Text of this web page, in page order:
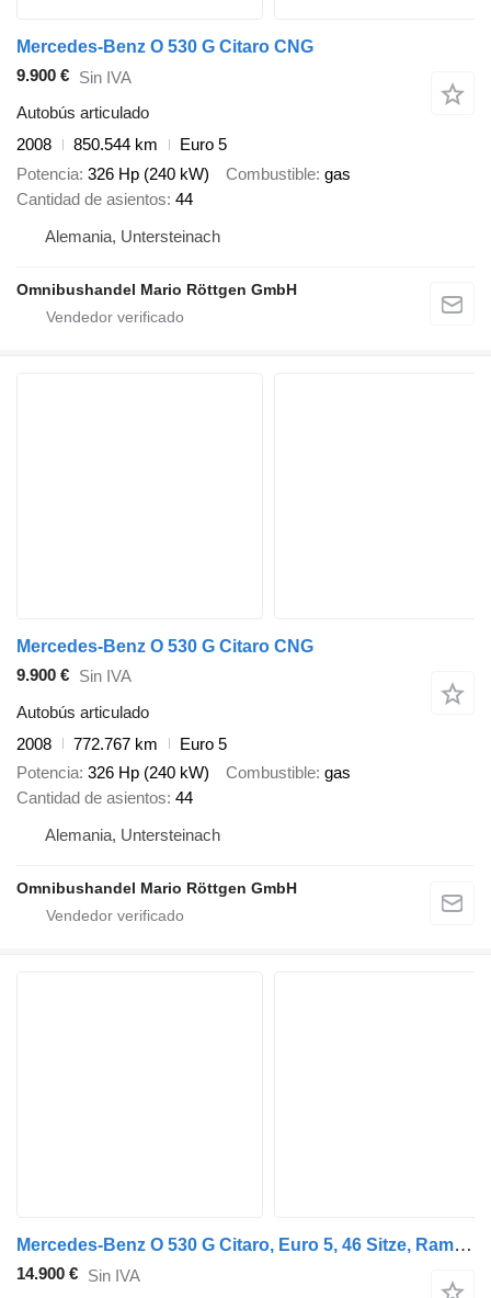
Mercedes-Benz O 530 G Citaro CNG
9.900 € Sin IVA
Autobús articulado
2008
850.544 km
Euro 5
Potencia 326 Hp (240 kW) Combustible gas
Cantidad de asientos 44
Alemania, Untersteinach
Omnibushandel Mario Röttgen GmbH
Mercedes-Benz O 530 G Citaro CNG
9.900 € Sin IVA
Autobús articulado
2008
772.767 km
Euro 5
Potencia 326 Hp (240 kW) Combustible gas
Cantidad de asientos 44
Alemania, Untersteinach
Omnibushandel Mario Röttgen GmbH
Mercedes-Benz O 530 G Citaro, Euro 5, 46 Sitze, Rampe, 2 Stk
14.900 € Sin IVA